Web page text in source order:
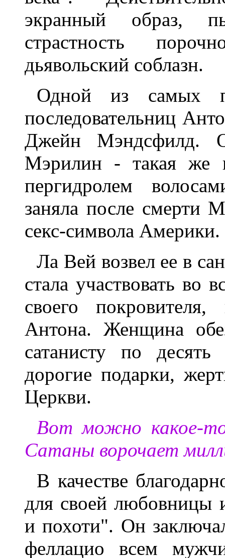
экранный образ,
страстность
дьявольский соблазн.
Одной из самых
последовательниц
Джейн Мэндсфилд.
Мэрилин - такая же
пергидролем
заняла после смерти
секс-символа Америки.
Ла Вей возвел ее в
стала участвовать во
своего покровителя,
Антона. Женщина
сатанисту по
дорогие подарки,
Церкви.
Вот можно какое-
Сатаны ворочает
В качестве
для своей любовницы
и похоти". Он
феллацио всем